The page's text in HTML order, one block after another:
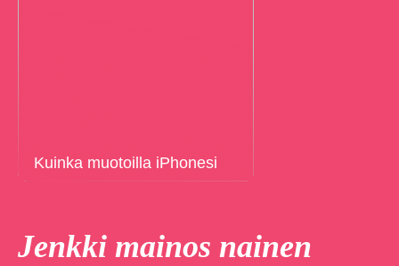
Kuinka muotoilla iPhonesi
Jenkki mainos nainen